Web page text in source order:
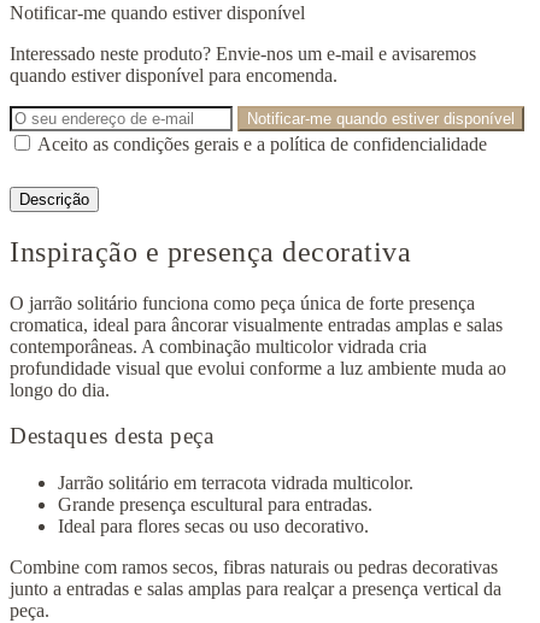
Notificar-me quando estiver disponível
Interessado neste produto? Envie-nos um e-mail e avisaremos
quando estiver disponível para encomenda.
Notificar-me quando estiver disponível
Aceito as condições gerais e a política de confidencialidade
Descrição
Inspiração e presença decorativa
O jarrão solitário funciona como peça única de forte presença
cromatica, ideal para âncorar visualmente entradas amplas e salas
contemporâneas. A combinação multicolor vidrada cria
profundidade visual que evolui conforme a luz ambiente muda ao
longo do dia.
Destaques desta peça
Jarrão solitário em terracota vidrada multicolor.
Grande presença escultural para entradas.
Ideal para flores secas ou uso decorativo.
Combine com ramos secos, fibras naturais ou pedras decorativas
junto a entradas e salas amplas para realçar a presença vertical da
peça.